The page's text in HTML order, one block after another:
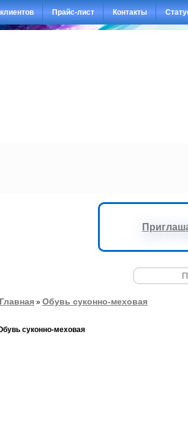
Прайс-лист Контакты
Главная » Обувь суконно-меховая
суконно-меховая